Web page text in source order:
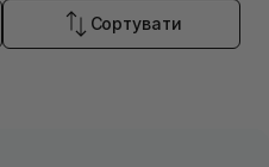
Сортувати